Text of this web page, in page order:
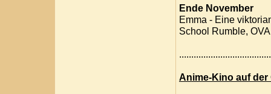
Ende November
Emma - Eine
School Rumble, OVA
Anime-Kino auf